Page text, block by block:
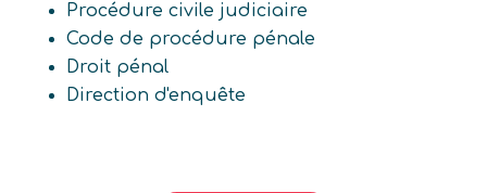
Procédure civile judiciaire
Code de procédure pénale
Droit pénal
Direction d'enquête